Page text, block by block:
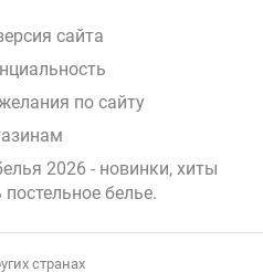
сайта
по сайту
2026 - новинки, хиты
постельное белье.
странах